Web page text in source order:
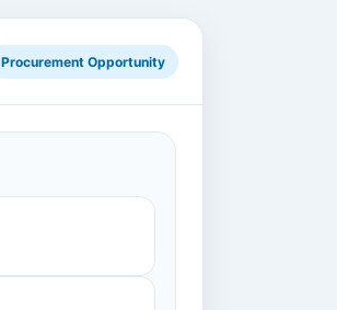
Procurement Opportunity